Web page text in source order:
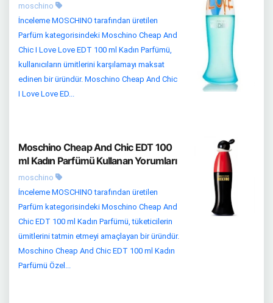
moschino
İnceleme MOSCHINO tarafından üretilen
Parfüm kategorisindeki Moschino Cheap And
Chic I Love Love EDT 100 ml Kadın Parfümü,
kullanıcıların ümitlerini karşılamayı maksat
edinen bir üründür. Moschino Cheap And Chic
I Love Love ED...
Moschino Cheap And Chic EDT 100
ml Kadın Parfümü Kullanan Yorumları
moschino
İnceleme MOSCHINO tarafından üretilen
Parfüm kategorisindeki Moschino Cheap And
Chic EDT 100 ml Kadın Parfümü, tüketicilerin
ümitlerini tatmin etmeyi amaçlayan bir üründür.
Moschino Cheap And Chic EDT 100 ml Kadın
Parfümü Özel...